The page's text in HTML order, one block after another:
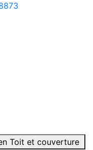
Toit et couverture